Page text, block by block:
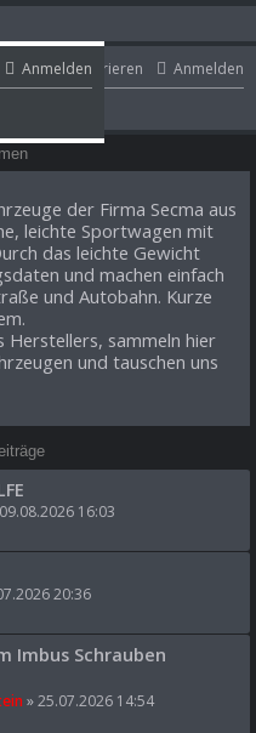
Anmelden Anmelden
Registrieren
der Firma Secma aus
leichte Sportwagen mit
das leichte Gewicht
und machen einfach
und Autobahn. Kurze
Herstellers, sammeln hier
und tauschen uns
09.08.2026 16:03
20:36
Imbus Schrauben
»25.07.2026 14:54